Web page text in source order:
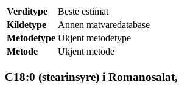
Verditype
Beste estimat
Kildetype
Annen matvaredatabase
Metodetype Ukjent metodetype
Metode
Ukjent metode
C18:0 (stearinsyre) i